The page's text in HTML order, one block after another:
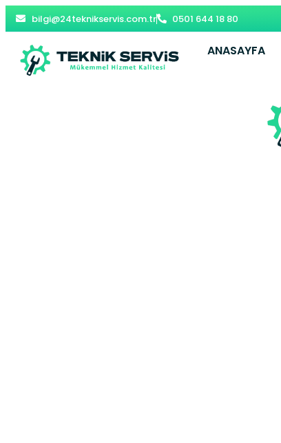
bilgi@24teknikservis.com.tr 0501 644 18 80
ANASAYFA